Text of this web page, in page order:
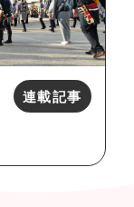
連載記事